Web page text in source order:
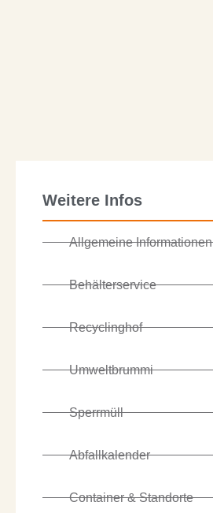
Weitere Infos
Allgemeine Informationen
Behälterservice
Recyclinghof
Umweltbrummi
Sperrmüll
Abfallkalender
Container & Standorte